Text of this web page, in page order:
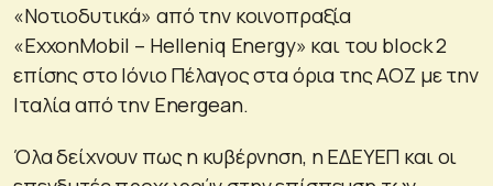
«Νοτιοδυτικά» από την κοινοπραξία
«ExxonMobil – Helleniq Energy» και του block 2
επίσης στο Ιόνιο Πέλαγος στα όρια της ΑΟΖ με την
Ιταλία από την Energean.
Όλα δείχνουν πως η κυβέρνηση, η ΕΔΕΥΕΠ και οι